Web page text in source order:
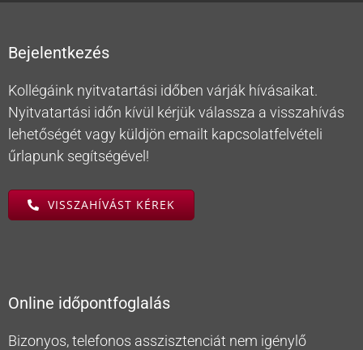
Bejelentkezés
Kollégáink nyitvatartási időben várják hívásaikat.
Nyitvatartási időn kívül kérjük válassza a visszahívás
lehetőségét vagy küldjön emailt kapcsolatfelvételi
űrlapunk segítségével!
VISSZAHÍVÁST KÉREK
Online időpontfoglalás
Bizonyos, telefonos asszisztenciát nem igénylő